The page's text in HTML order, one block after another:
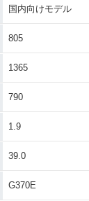
国内向けモデル
805
1365
790
1.9
39.0
G370E